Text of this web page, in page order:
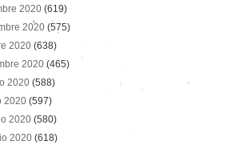
2020 (619)
2020 (575)
2020 (638)
2020(465)
2020 (588)
2020 (597)
2020 (580)
2020 (618)